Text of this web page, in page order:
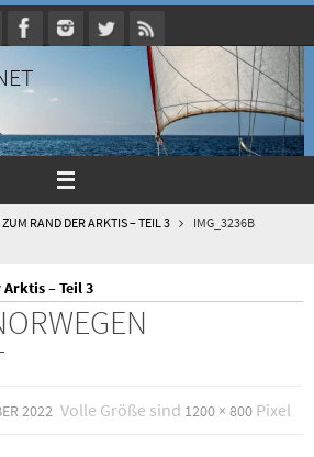
RAND DER ARKTIS – TEIL 3
IMG_3236B
– Teil 3
2022 Volle Größe sind 1200 × 800Pixel